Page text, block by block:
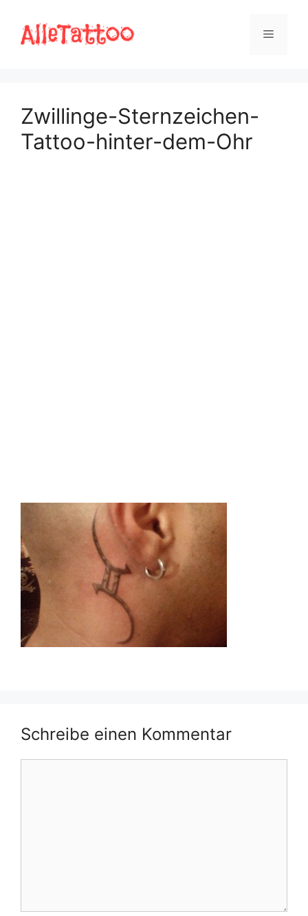
Inhalt
springen
Menü
Zwillinge-Sternzeichen-
Tattoo-hinter-dem-Ohr
Schreibe einen Kommentar